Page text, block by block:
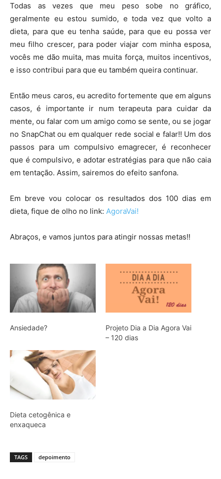
Todas as vezes que meu peso sobe no gráfico,
geralmente eu estou sumido, e toda vez que volto a
dieta, para que eu tenha saúde, para que eu possa ver
meu filho crescer, para poder viajar com minha esposa,
vocês me dão muita, mas muita força, muitos incentivos,
e isso contribui para que eu também queira continuar.
Então meus caros, eu acredito fortemente que em alguns
casos, é importante ir num terapeuta para cuidar da
mente, ou falar com um amigo como se sente, ou se jogar
no SnapChat ou em qualquer rede social e falar!! Um dos
passos para um compulsivo emagrecer, é reconhecer
que é compulsivo, e adotar estratégias para que não caia
em tentação. Assim, sairemos do efeito sanfona.
Em breve vou colocar os resultados dos 100 dias em
dieta, fique de olho no link: AgoraVai!
Abraços, e vamos juntos para atingir nossas metas!!
Ansiedade?
Projeto Dia a Dia Agora Vai
– 120 dias
Dieta cetogênica e
enxaqueca
TAGS depoimento